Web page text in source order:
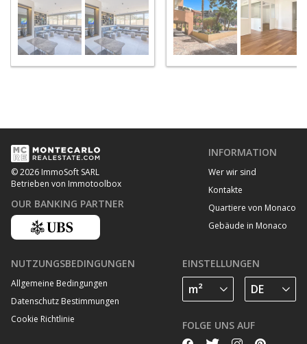
© 2026 ImmoSoft SARL
Betrieben von Immotoolbox
OUR BANKING PARTNER
INFORMATION
Wer wir sind
Kontakte
Quartiere von Monaco
Gebäude in Monaco
NUTZUNGSBEDINGUNGEN
Allgemeine Bedingungen
Datenschutz Bestimmungen
Cookie Richtlinie
EINSTELLUNGEN
FOLGE UNS AUF